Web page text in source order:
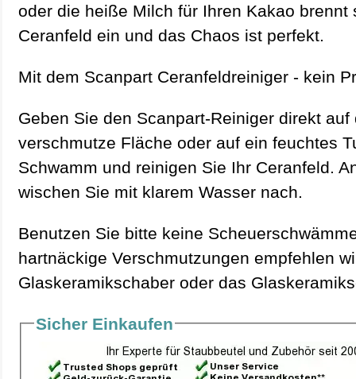
oder die heiße Milch für Ihren Kakao brennt
Ceranfeld ein und das Chaos ist perfekt.
Mit dem Scanpart Ceranfeldreiniger - kein
Geben Sie den Scanpart-Reiniger direkt
verschmutze Fläche oder auf ein feuchtes
Schwamm und reinigen Sie Ihr Ceranfeld.
wischen Sie mit klarem Wasser nach.
Benutzen Sie bitte keine
hartnäckige Verschmutzungen empfehlen
Glaskeramikschaber oder das
Sicher Einkaufen